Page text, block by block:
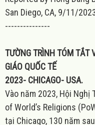
San Diego, CA, 9/11/
---------------
TƯỜNG TRÌNH TÓM TẮT
GIÁO QUỐC TẾ
2023- CHICAGO- USA.
Vào năm 2023, Hội Nghị
of World’s Religions
tại Chicago, 130 năm